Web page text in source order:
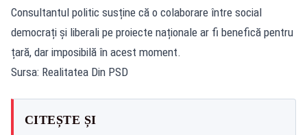
Consultantul politic susține că o colaborare între social
democrați și liberali pe proiecte naționale ar fi benefică pentru
țară, dar imposibilă în acest moment.
Sursa: Realitatea Din PSD
CITEȘTE ȘI